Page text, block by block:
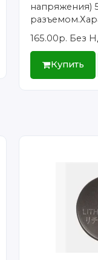
напряжения)
165.00р. Без
Купить